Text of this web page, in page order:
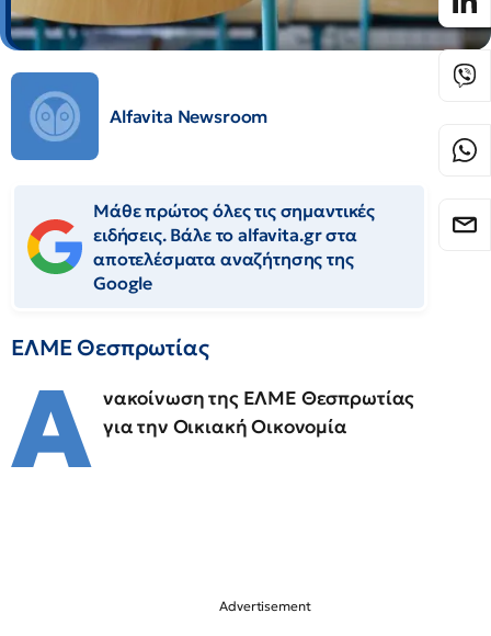
Alfavita Newsroom
Μάθε πρώτος όλες τις σημαντικές
ειδήσεις. Βάλε το alfavita.gr στα
αποτελέσματα αναζήτησης της
Google
ΕΛΜΕ Θεσπρωτίας
Α νακοίνωση της ΕΛΜΕ Θεσπρωτίας
για την Οικιακή Οικονομία